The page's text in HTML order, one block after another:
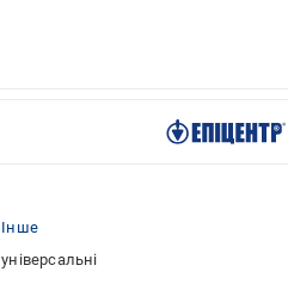
Інше
універсальні